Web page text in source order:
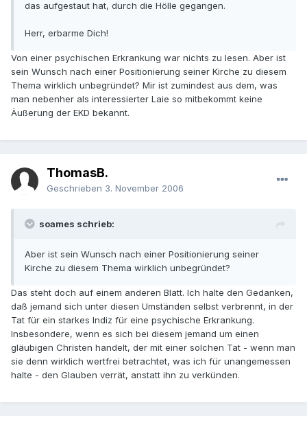
das aufgestaut hat, durch die Hölle gegangen.
Herr, erbarme Dich!
Von einer psychischen Erkrankung war nichts zu lesen. Aber ist
sein Wunsch nach einer Positionierung seiner Kirche zu diesem
Thema wirklich unbegründet? Mir ist zumindest aus dem, was
man nebenher als interessierter Laie so mitbekommt keine
Äußerung der EKD bekannt.
ThomasB.
Geschrieben 3. November 2006
soames schrieb:
Aber ist sein Wunsch nach einer Positionierung seiner
Kirche zu diesem Thema wirklich unbegründet?
Das steht doch auf einem anderen Blatt. Ich halte den Gedanken,
daß jemand sich unter diesen Umständen selbst verbrennt, in der
Tat für ein starkes Indiz für eine psychische Erkrankung.
Insbesondere, wenn es sich bei diesem jemand um einen
gläubigen Christen handelt, der mit einer solchen Tat - wenn man
sie denn wirklich wertfrei betrachtet, was ich für unangemessen
halte - den Glauben verrät, anstatt ihn zu verkünden.